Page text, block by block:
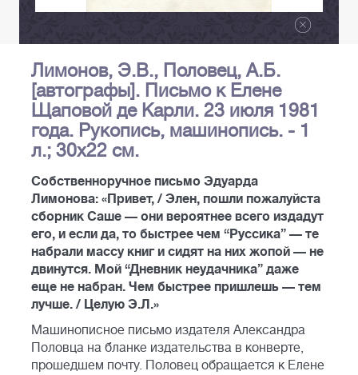
Лимонов, Э.В., Половец, А.Б.
[автографы]. Письмо к Елене
Щаповой де Карли. 23 июля 1981
года. Рукопись, машинопись. - 1
л.; 30х22 см.
Собственноручное письмо Эдуарда
Лимонова: «Привет, / Элен, пошли пожалуйста
сборник Саше — они вероятнее всего издадут
его, и если да, то быстрее чем “Руссика” — те
набрали массу книг и сидят на них жопой — не
двинутся. Мой “Дневник неудачника” даже
еще не набран. Чем быстрее пришлешь — тем
лучше. / Целую Э.Л.»
Машинописное письмо издателя Александра
Половца на бланке издательства в конверте,
прошедшем почту. Половец обращается к Елене